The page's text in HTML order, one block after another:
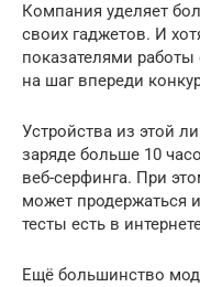
Компания уделяет
своих гаджетов. И
показателями работы
на шаг впереди
Устройства из этой
заряде больше 10
веб-серфинга. При
может продержаться
тесты есть в
Ещё большинство